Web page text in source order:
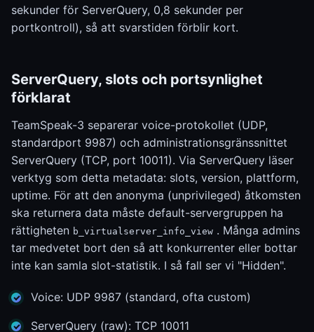
sekunder för ServerQuery, 0,8 sekunder per
portkontroll), så att svarstiden förblir kort.
ServerQuery, slots och portsynlighet
förklarat
TeamSpeak-3 separerar voice-protokollet (UDP,
standardport 9987) och administrationsgränssnittet
ServerQuery (TCP, port 10011). Via ServerQuery läser
verktyg som detta metadata: slots, version, plattform,
uptime. För att den anonyma (unprivileged) åtkomsten
ska returnera data måste default-servergruppen ha
rättigheten b_virtualserver_info_view . Många admins
tar medvetet bort den så att konkurrenter eller bottar
inte kan samla slot-statistik. I så fall ser vi "Hidden".
Voice: UDP 9987 (standard, ofta custom)
ServerQuery (raw): TCP 10011